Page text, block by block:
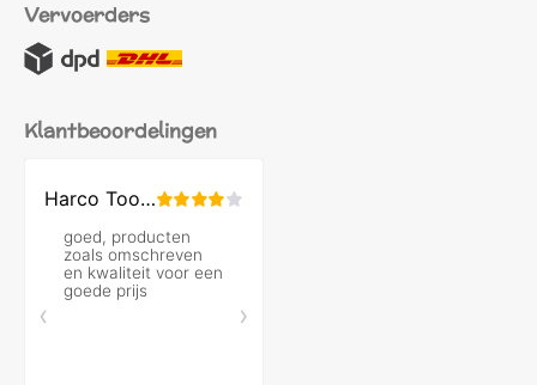
Vervoerders
Klantbeoordelingen